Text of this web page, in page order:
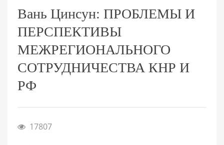
Вань Цинсун: ПРОБЛЕМЫ И
ПЕРСПЕКТИВЫ
МЕЖРЕГИОНАЛЬНОГО
СОТРУДНИЧЕСТВА КНР И
РФ
17807